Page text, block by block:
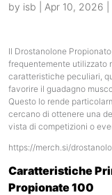
by isb Apr 10, 2026
Il Drostanolone
frequentemente utilizzato
caratteristiche peculiari,
favorire il guadagno
Questo lo rende
cercano di ottenere una
vista di competizioni o
https://merch.si/
Caratteristiche
Propionate 100